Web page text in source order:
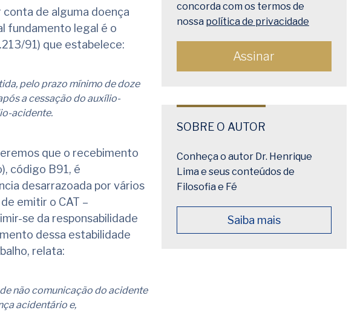
de alguma doença
fundamento legal é o
91) que estabelece:
pelo prazo mínimo de doze
a cessação do auxílio-
acidente.
que o recebimento
código B91, é
desarrazoada por vários
emitir o CAT –
se da responsabilidade
dessa estabilidade
relata:
não comunicação do acidente
acidentário e,
concorda com os termos de
nossa política de privacidade
SOBRE O AUTOR
Conheça o autor Dr. Henrique
Lima e seus conteúdos de
Filosofia e Fé
Saiba mais